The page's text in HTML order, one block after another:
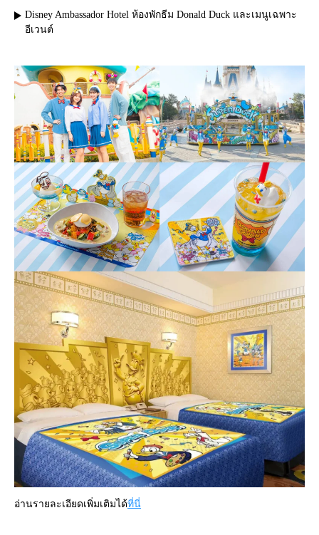
Disney Ambassador Hotel ห้องพักธีม Donald Duck และเมนูเฉพาะ
อีเวนต์
อ่านรายละเอียดเพิ่มเติมได้ที่นี่